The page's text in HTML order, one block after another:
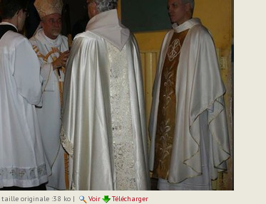
taille originale :38 ko| Voir Télécharger